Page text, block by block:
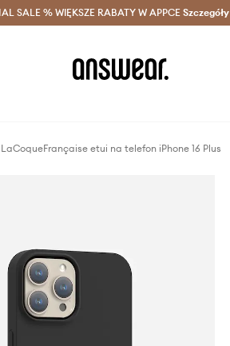
Club > Dostawa nawet w 24h >
SALE % WIĘKSZE RABATY W APPCESzczegóły
LaCoqueFrançaise etui na telefon iPhone 16 Plus